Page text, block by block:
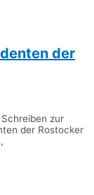
der
zur
der Rostocker